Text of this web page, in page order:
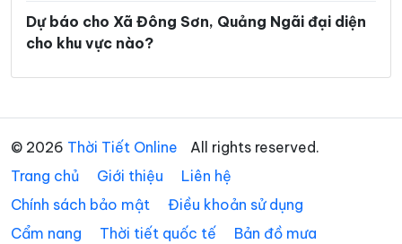
Xã Sa Thầy Xã Sơn Hà
Xã Sơn Tây Xã Sơn Tây Hạ
Xã Sơn Tây Thượng Xã Sơn Tịnh
Xã Tây Trà Xã Tây Trà Bồng
Dự báo cho Xã Đông Sơn, Quảng Ngãi đại diện
cho khu vực nào?
© 2026 Thời Tiết Online
All rights reserved.
Trang chủ
Giới thiệu
Liên hệ
Chính sách bảo mật
Điều khoản sử dụng
Cẩm nang
Thời tiết quốc tế Bản đồ mưa